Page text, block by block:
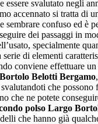
essere svalutato negli
accennato si tratta di
sembrare confuso ed è
dei passaggi in
specialmente
serie di elementi
conviene effettuare un
Belotti Bergamo
che possono
che ne potete
polso Largo
che hanno già